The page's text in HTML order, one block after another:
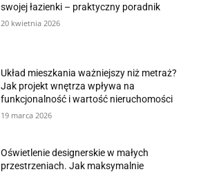
swojej łazienki – praktyczny poradnik
20 kwietnia 2026
Układ mieszkania ważniejszy niż metraż?
Jak projekt wnętrza wpływa na
funkcjonalność i wartość nieruchomości
19 marca 2026
Oświetlenie designerskie w małych
przestrzeniach. Jak maksymalnie